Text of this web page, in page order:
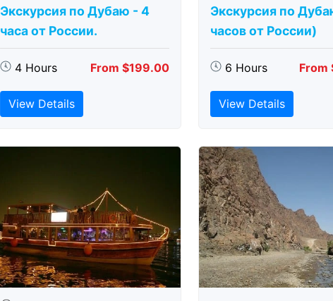
Экскурсия по Дубаю - 4
часа от России.
4 Hours From $199.00
View Details
Экскурсия по
часов от России)
6 Hours From
View Details